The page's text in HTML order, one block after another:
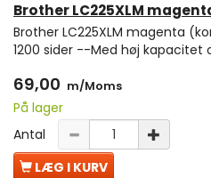
Brother LC225XLM
Brother LC225XLM magenta
1200 sider --Med høj kapacitet
69,00 m/Moms
På lager
Antal
LÆG I KURV